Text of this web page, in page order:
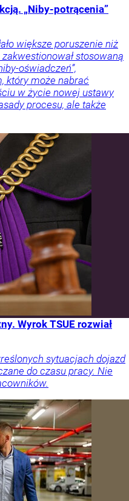
„Niby-potrącenia”
większe poruszenie niż
stosowaną
oświadczeń”,
który może nabrać
w życie nowej ustawy
procesu, ale także
Wyrok TSUE rozwiał
sytuacjach dojazd
do czasu pracy. Nie